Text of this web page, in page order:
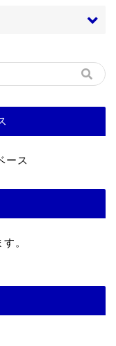
ース
。